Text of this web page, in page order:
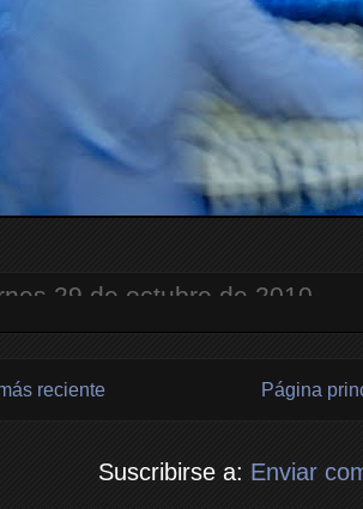
reciente Página
Suscribirse a: Enviar